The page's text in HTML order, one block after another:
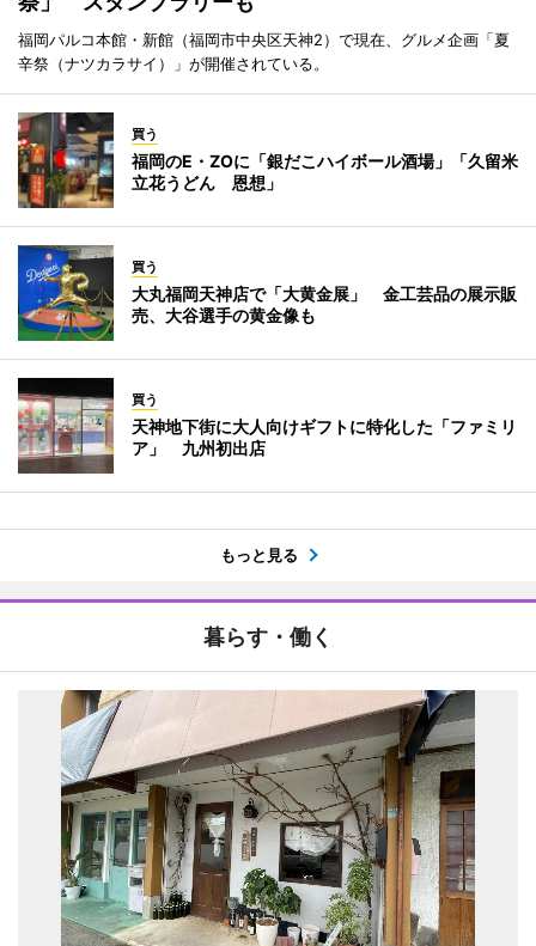
福岡パルコ本館・新館（福岡市中央区天神2）で現在、グルメ企画「夏
辛祭（ナツカラサイ）」が開催されている。
買う
福岡のE・ZOに「銀だこハイボール酒場」「久留米
立花うどん 恩想」
買う
大丸福岡天神店で「大黄金展」 金工芸品の展示販
売、大谷選手の黄金像も
買う
天神地下街に大人向けギフトに特化した「ファミリ
ア」 九州初出店
もっと見る
暮らす・働く